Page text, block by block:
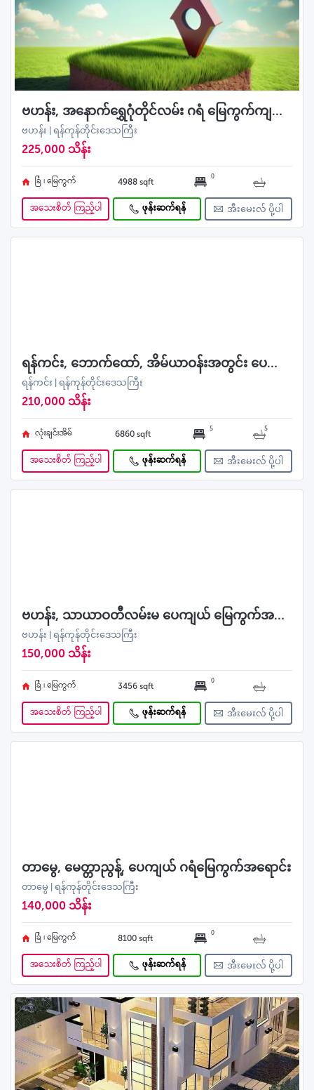
ဗဟန်း, အနောက်ရွှေဂုံတိုင်လမ်း ဂရံ မြေကွက်ကျယ် ရောင်းမည်
ဗဟန်း | ရန်ကုန်တိုင်းဒေသကြီး
225,000 သိန်း
ခြံ ၊ မြေကွက် 4988 sqft 0
အသေးစိတ် ကြည့်ပါ ဖုန်းဆက်ရန် အီးမေးလ် ပို့ပါ
ရန်ကင်း, ဘောက်ထော်, အိမ်ယာဝန်းအတွင်း ပေကျယ် ပြင်ဆင်ပြီး လုံးချင်းရောင်းမည်
ရန်ကင်း | ရန်ကုန်တိုင်းဒေသကြီး
210,000 သိန်း
လုံးချင်းအိမ် 6860 sqft 5 5
အသေးစိတ် ကြည့်ပါ ဖုန်းဆက်ရန် အီးမေးလ် ပို့ပါ
ဗဟန်း, သာယာဝတီလမ်းမ ပေကျယ် မြေကွက်အရောင်း
ဗဟန်း | ရန်ကုန်တိုင်းဒေသကြီး
150,000 သိန်း
ခြံ ၊ မြေကွက် 3456 sqft 0
အသေးစိတ် ကြည့်ပါ ဖုန်းဆက်ရန် အီးမေးလ် ပို့ပါ
တာမွေ, မေတ္တာညွန့်, ပေကျယ် ဂရံမြေကွက်အရောင်း
တာမွေ | ရန်ကုန်တိုင်းဒေသကြီး
140,000 သိန်း
ခြံ ၊ မြေကွက် 8100 sqft 0
အသေးစိတ် ကြည့်ပါ ဖုန်းဆက်ရန် အီးမေးလ် ပို့ပါ